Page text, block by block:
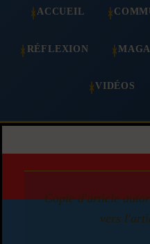
ACCUEIL
RÉFLEXION
VIDÉOS
Copie d'article
vers